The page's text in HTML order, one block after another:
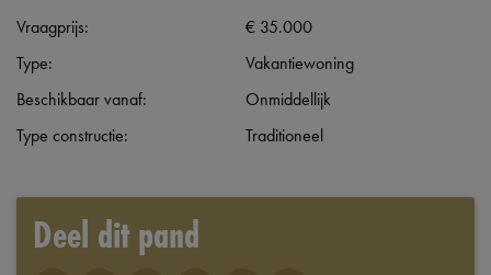
Vraagprijs:
€ 35.000
Type:
Vakantiewoning
Beschikbaar vanaf:
Onmiddellijk
Type constructie:
Traditioneel
Deel dit pand